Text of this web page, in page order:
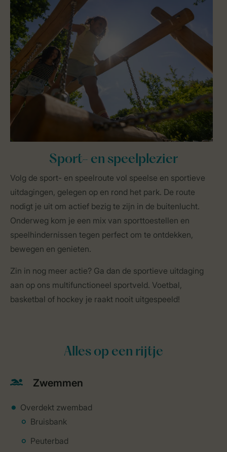
Sport- en speelplezier
Volg de sport- en speelroute vol speelse en sportieve
uitdagingen, gelegen op en rond het park. De route
nodigt je uit om actief bezig te zijn in de buitenlucht.
Onderweg kom je een mix van sporttoestellen en
speelhindernissen tegen perfect om te ontdekken,
bewegen en genieten.
Zin in nog meer actie? Ga dan de sportieve uitdaging
aan op ons multifunctioneel sportveld. Voetbal,
basketbal of hockey je raakt nooit uitgespeeld!
Alles op een rijtje
Zwemmen
Overdekt zwembad
Bruisbank
Peuterbad